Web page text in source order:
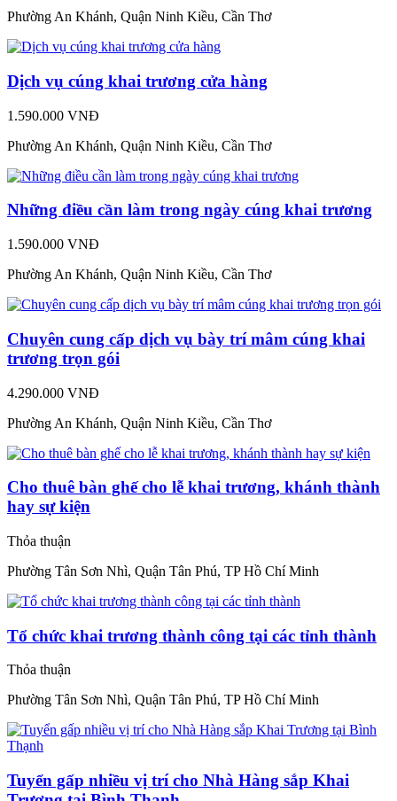
Phường An Khánh, Quận Ninh Kiều, Cần Thơ
Dịch vụ cúng khai trương cửa hàng
1.590.000 VNĐ
Phường An Khánh, Quận Ninh Kiều, Cần Thơ
Những điều cần làm trong ngày cúng khai trương
1.590.000 VNĐ
Phường An Khánh, Quận Ninh Kiều, Cần Thơ
Chuyên cung cấp dịch vụ bày trí mâm cúng khai
trương trọn gói
4.290.000 VNĐ
Phường An Khánh, Quận Ninh Kiều, Cần Thơ
Cho thuê bàn ghế cho lễ khai trương, khánh thành
hay sự kiện
Thỏa thuận
Phường Tân Sơn Nhì, Quận Tân Phú, TP Hồ Chí Minh
Tổ chức khai trương thành công tại các tỉnh thành
Thỏa thuận
Phường Tân Sơn Nhì, Quận Tân Phú, TP Hồ Chí Minh
Tuyển gấp nhiều vị trí cho Nhà Hàng sắp Khai